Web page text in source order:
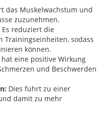
das Muskelwachstum und
zuzunehmen.
Es reduziert die
Trainingseinheiten, sodass
können.
eine positive Wirkung
und Beschwerden
Dies führt zu einer
damit zu mehr